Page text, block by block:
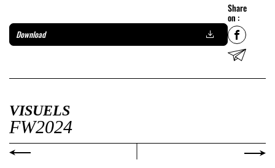
Download
Share
on :
VISUELS
FW2024